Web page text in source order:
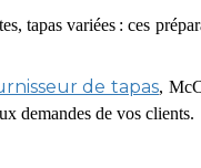
tapas variées : ces
de tapas,
demandes de vos clients.